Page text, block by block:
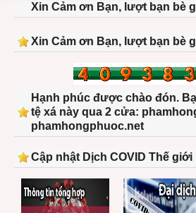
Xin Cảm ơn Bạn, lượt bạn bè
Xin Cảm ơn Bạn, lượt bạn bè
Hạnh phúc được chào đón.
tệ xá này qua 2 cửa:
phamhongphuoc.net
Cập nhật Dịch COVID Thế giới